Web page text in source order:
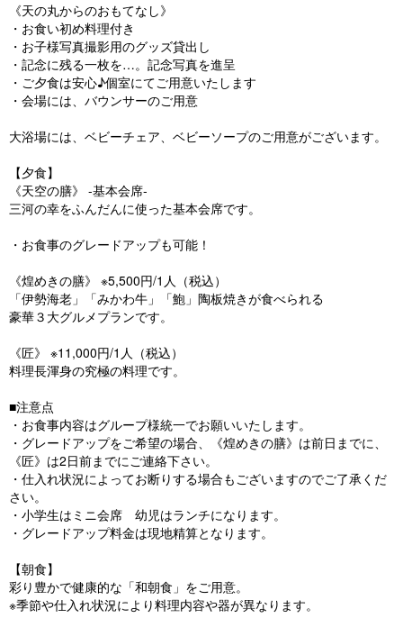
《天の丸からのおもてなし》
・お食い初め料理付き
・お子様写真撮影用のグッズ貸出し
・記念に残る一枚を…。記念写真を進呈
・ご夕食は安心♪個室にてご用意いたします
・会場には、バウンサーのご用意
大浴場には、ベビーチェア、ベビーソープのご用意がございます。
【夕食】
《天空の膳》 -基本会席-
三河の幸をふんだんに使った基本会席です。
・お食事のグレードアップも可能！
《煌めきの膳》 ※5,500円/1人（税込）
「伊勢海老」「みかわ牛」「鮑」陶板焼きが食べられる
豪華３大グルメプランです。
《匠》 ※11,000円/1人（税込）
料理長渾身の究極の料理です。
■注意点
・お食事内容はグループ様統一でお願いいたします。
・グレードアップをご希望の場合、《煌めきの膳》は前日までに、
《匠》は2日前までにご連絡下さい。
・仕入れ状況によってお断りする場合もございますのでご了承くだ
さい。
・小学生はミニ会席 幼児はランチになります。
・グレードアップ料金は現地精算となります。
【朝食】
彩り豊かで健康的な「和朝食」をご用意。
※季節や仕入れ状況により料理内容や器が異なります。